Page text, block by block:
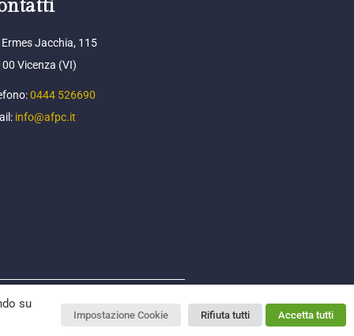
Jacchia, 115
Vicenza (VI)
0444 526690
info@afpc.it
su
Impostazione Cookie Rifiuta tutti Accetta tutti